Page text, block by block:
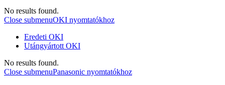
No results found.
Close submenuOKI nyomtatókhoz
Eredeti OKI
Utángyártott OKI
No results found.
Close submenuPanasonic nyomtatókhoz